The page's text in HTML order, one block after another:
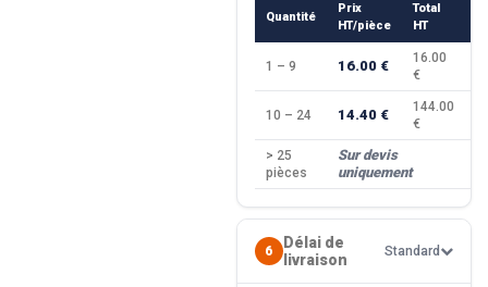
Quantité
Prix
HT/pièce
Total
HT
1 – 9 16.00 €
16.00
€
10 – 24 14.40 €
144.00
€
> 25
pièces
Sur devis
uniquement
6
Délai de
livraison
Standard